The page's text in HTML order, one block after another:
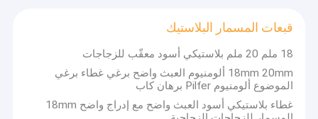
قبعات المسمار البلاستيك
ضباب بخاخ مضخة
قبعات المسمار البلاستيك
18 ملم 20 ملم بلاستيكي أسود معقّب للزجاجات
18mm 20mm ألومنيوم العبث واضح برغي غطاء برغي
الموضوع ألومنيوم Pilfer برهان كاب
غطاء بلاستيكي أسود العبث واضح مع إدراج واضح 18mm